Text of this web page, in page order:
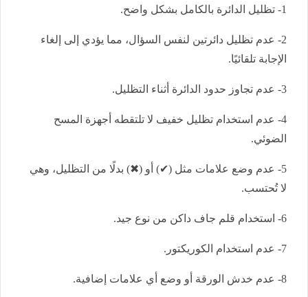
1- تظليل الدائرة بالكامل بشكل واضح.
2- عدم تظليل دائرتين لنفس السؤال، مما يؤدي إلى إلغاء
الإجابة تلقائيًا.
3- عدم تجاوز حدود الدائرة أثناء التظليل.
4- عدم استخدام تظليل خفيف لا تلتقطه أجهزة المسح
الضوئي.
5- عدم وضع علامات مثل (✔) أو (✖) بدلًا من التظليل، وهي
لا تُحتسب.
6- استخدام قلم جاف داكن من نوع جيد.
7- عدم استخدام الكوريكتور.
8- عدم خدش الورقة أو وضع أي علامات إضافية.